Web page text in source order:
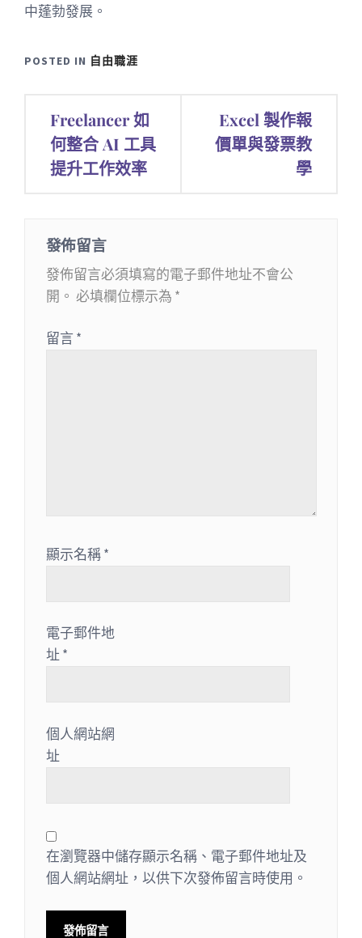
中蓬勃發展。
POSTED IN 自由職涯
Freelancer 如
何整合 AI 工具
提升工作效率
Excel 製作報
價單與發票教
學
發佈留言
發佈留言必須填寫的電子郵件地址不會公
開。 必填欄位標示為 *
留言*
顯示名稱*
電子郵件地
址 *
個人網站網
址
在瀏覽器中儲存顯示名稱、電子郵件地址及
個人網站網址，以供下次發佈留言時使用。